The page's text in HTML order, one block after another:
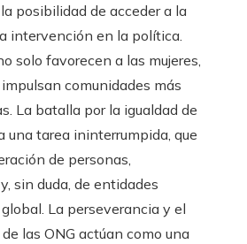
posibilidad de acceder a la
intervención en la política.
solo favorecen a las mujeres,
comunidades más
La batalla por la igualdad de
una tarea ininterrumpida, que
de personas,
sin duda, de entidades
La perseverancia y el
las ONG actúan como una